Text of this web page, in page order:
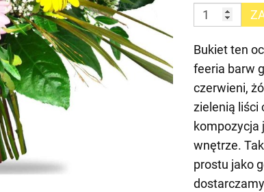
Bukiet ten
feeria barw
czerwieni,
zielenią liści
kompozycja
wnętrze.
prostu jako